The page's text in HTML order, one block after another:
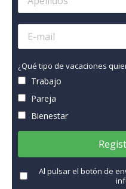
¿Qué tipo de vacaciones
Trabajo
Pareja
Bienestar
Al pulsar el botón de